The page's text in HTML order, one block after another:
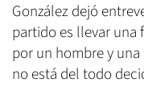
González dejó
partido es llevar
por un hombre y
no está del todo